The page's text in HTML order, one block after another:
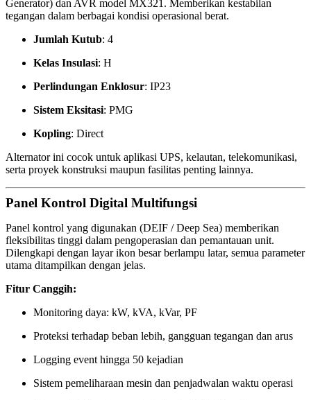
Generator) dan AVR model MX321. Memberikan kestabilan
tegangan dalam berbagai kondisi operasional berat.
Jumlah Kutub: 4
Kelas Insulasi: H
Perlindungan Enklosur: IP23
Sistem Eksitasi: PMG
Kopling: Direct
Alternator ini cocok untuk aplikasi UPS, kelautan, telekomunikasi,
serta proyek konstruksi maupun fasilitas penting lainnya.
Panel Kontrol Digital Multifungsi
Panel kontrol yang digunakan (DEIF / Deep Sea) memberikan
fleksibilitas tinggi dalam pengoperasian dan pemantauan unit.
Dilengkapi dengan layar ikon besar berlampu latar, semua parameter
utama ditampilkan dengan jelas.
Fitur Canggih:
Monitoring daya: kW, kVA, kVar, PF
Proteksi terhadap beban lebih, gangguan tegangan dan arus
Logging event hingga 50 kejadian
Sistem pemeliharaan mesin dan penjadwalan waktu operasi